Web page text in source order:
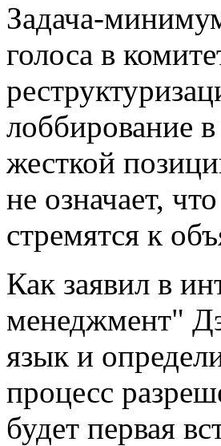
Задача-
голоса в
лоббирование
жесткой
не означает,
стремятся к
Как заявил в
менеджмент"
язык и
процесс
будет первая